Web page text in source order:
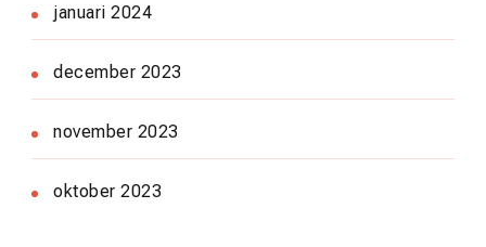
januari 2024
december 2023
november 2023
oktober 2023